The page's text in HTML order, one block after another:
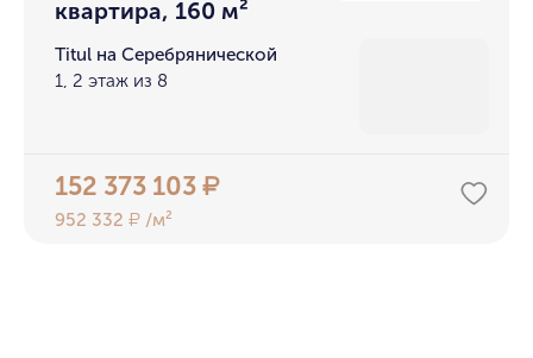
квартира, 160 м²
Titul на Серебрянической
1, 2 этаж из 8
152 373 103₽
952 332₽ /м²